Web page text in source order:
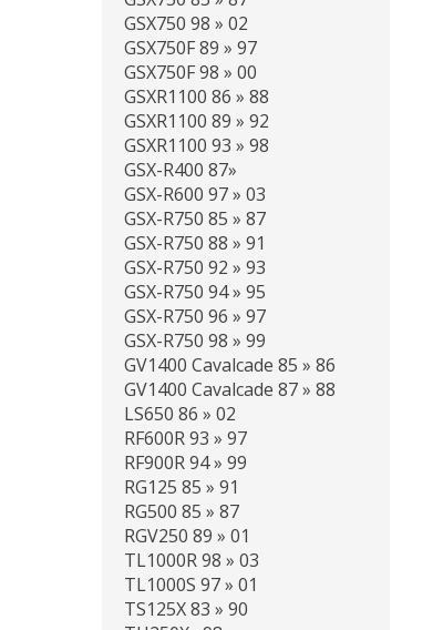
GSX750 98 » 02
GSX750F 89 » 97
GSX750F 98 » 00
GSXR1100 86 » 88
GSXR1100 89 » 92
GSXR1100 93 » 98
GSX-R400 87»
GSX-R600 97 » 03
GSX-R750 85 » 87
GSX-R750 88 » 91
GSX-R750 92 » 93
GSX-R750 94 » 95
GSX-R750 96 » 97
GSX-R750 98 » 99
GV1400 Cavalcade 85 » 86
GV1400 Cavalcade 87 » 88
LS650 86 » 02
RF600R 93 » 97
RF900R 94 » 99
RG125 85 » 91
RG500 85 » 87
RGV250 89 » 01
TL1000R 98 » 03
TL1000S 97 » 01
TS125X 83 » 90